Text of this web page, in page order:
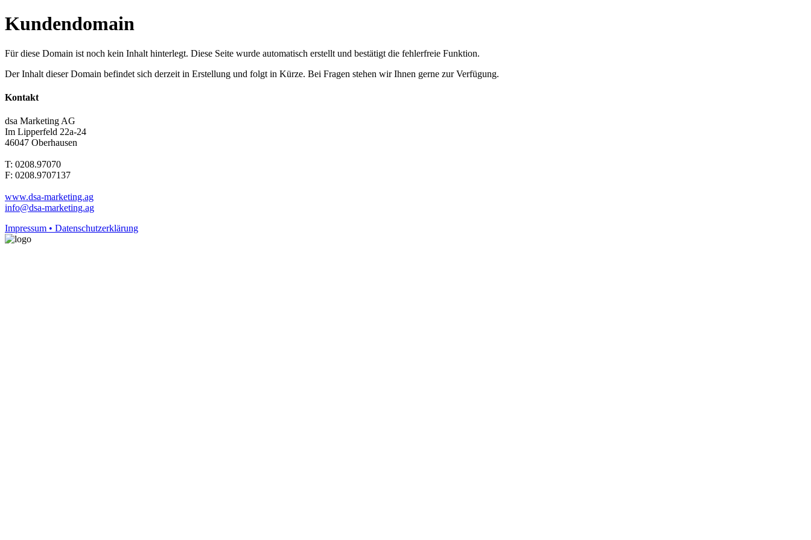
Kundendomain
Für diese Domain ist noch kein Inhalt hinterlegt. Diese Seite wurde automatisch erstellt und bestätigt die fehlerfreie Funktion.
Der Inhalt dieser Domain befindet sich derzeit in Erstellung und folgt in Kürze. Bei Fragen stehen wir Ihnen gerne zur Verfügung.
Kontakt
dsa Marketing AG
Im Lipperfeld 22a-24
46047 Oberhausen
T: 0208.97070
F: 0208.9707137
www.dsa-marketing.ag
info@dsa-marketing.ag
Impressum • Datenschutzerklärung